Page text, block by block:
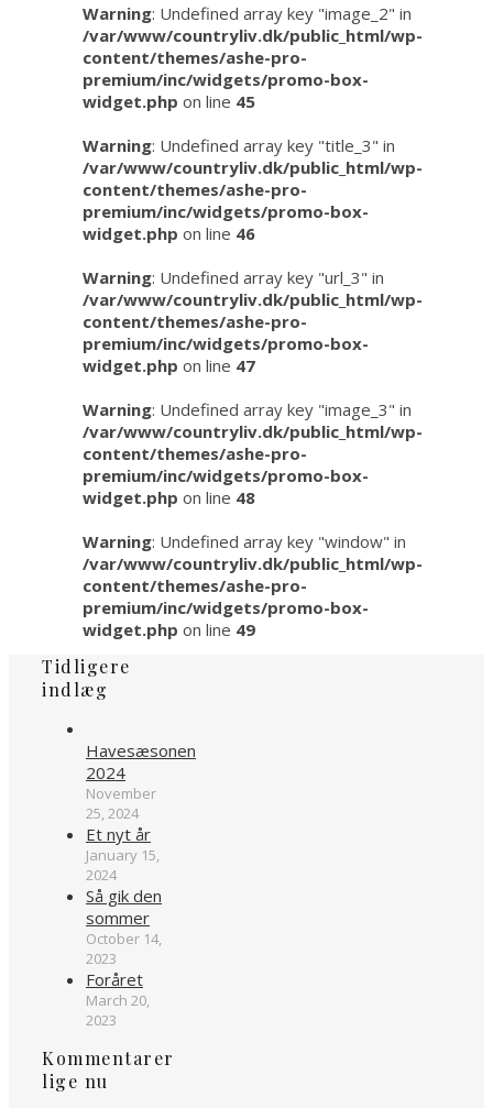
Warning: Undefined array key "image_2" in
/var/www/countryliv.dk/public_html/wp-
content/themes/ashe-pro-
premium/inc/widgets/promo-box-
widget.php on line 45
Warning: Undefined array key "title_3" in
/var/www/countryliv.dk/public_html/wp-
content/themes/ashe-pro-
premium/inc/widgets/promo-box-
widget.php on line 46
Warning: Undefined array key "url_3" in
/var/www/countryliv.dk/public_html/wp-
content/themes/ashe-pro-
premium/inc/widgets/promo-box-
widget.php on line 47
Warning: Undefined array key "image_3" in
/var/www/countryliv.dk/public_html/wp-
content/themes/ashe-pro-
premium/inc/widgets/promo-box-
widget.php on line 48
Warning: Undefined array key "window" in
/var/www/countryliv.dk/public_html/wp-
content/themes/ashe-pro-
premium/inc/widgets/promo-box-
widget.php on line 49
Tidligere
indlæg
Havesæsonen
2024
November
25, 2024
Et nyt år
January 15,
2024
Så gik den
sommer
October 14,
2023
Foråret
March 20,
2023
Kommentarer
lige nu